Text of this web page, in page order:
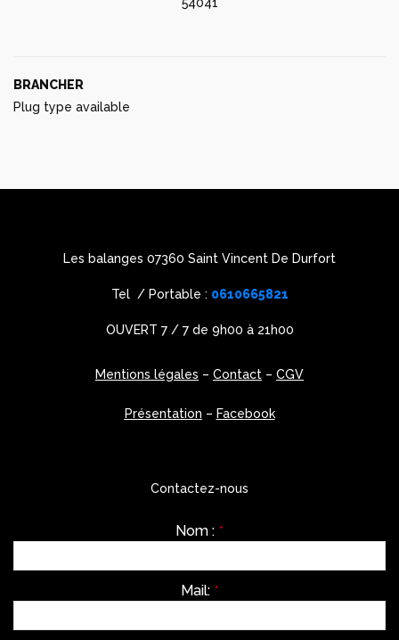
54041
BRANCHER
Plug type available
Les balanges 07360 Saint Vincent De Durfort
Tel / Portable : 0610665821
OUVERT 7 / 7 de 9h00 à 21h00
Mentions légales – Contact – CGV
Présentation – Facebook
Contactez-nous
Nom : *
Mail: *